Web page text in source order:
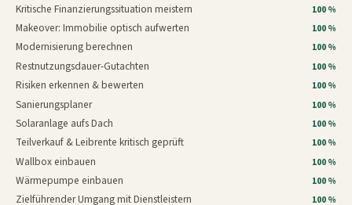
Kritische Finanzierungssituation meistern 100 %
Makeover: Immobilie optisch aufwerten 100 %
Modernisierung berechnen 100 %
Restnutzungsdauer-Gutachten 100 %
Risiken erkennen & bewerten 100 %
Sanierungsplaner 100 %
Solaranlage aufs Dach 100 %
Teilverkauf & Leibrente kritisch geprüft 100 %
Wallbox einbauen 100 %
Wärmepumpe einbauen 100 %
Zielführender Umgang mit Dienstleistern 100 %